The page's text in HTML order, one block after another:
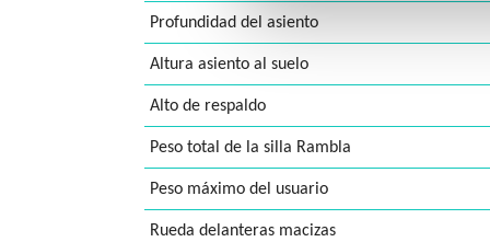
Profundidad del asiento
Altura asiento al suelo
Alto de respaldo
Peso total de la silla Rambla
Peso máximo del usuario
Rueda delanteras macizas